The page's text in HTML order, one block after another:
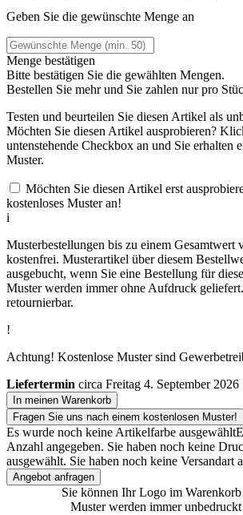
Geben Sie die gewünschte Menge an
Menge bestätigen
Bitte bestätigen Sie die gewählten Mengen.
Bestellen Sie mehr und Sie zahlen nurpro
Testen und beurteilen Sie diesen Artikel als
Möchten Sie diesen Artikel ausprobieren?
untenstehende Checkbox an und Sie erhalten
Muster.
Möchten Sie diesen Artikel erst
kostenloses Muster an!
i
Musterbestellungen bis zu einem Gesamtwert
kostenfrei. Musterartikel über diesem
ausgebucht, wenn Sie eine Bestellung für
Muster werden immer ohne Aufdruck
retournierbar.
!
Achtung! Kostenlose Muster sind
Liefertermin circa Freitag 4. September 2026
In meinen Warenkorb
Fragen Sie uns nach einem kostenlosen Muster!
Es wurde noch keine Artikelfarbe ausgewählt
Anzahl angegeben. Sie haben noch keine
ausgewählt. Sie haben noch keine Versandart
Angebot anfragen
Sie können Ihr Logo im Warenkorb
Muster werden immer